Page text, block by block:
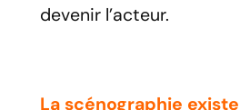
devenir l’acteur.
La scénographie